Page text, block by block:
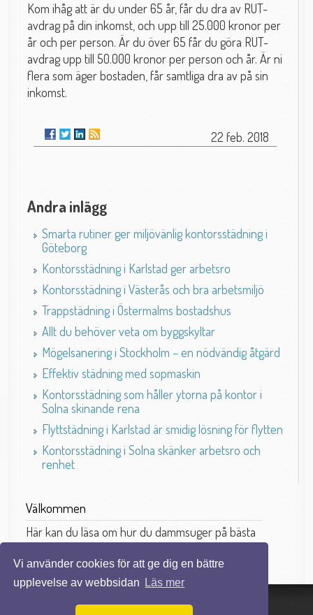
Vi använder cookies för att ge dig en bättre
upplevelse av webbsidan
Läs mer
Kom ihåg att är du under 65 år, får du dra av RUT-
avdrag på din inkomst, och upp till 25.000 kronor per
år och per person. Är du över 65 får du göra RUT-
avdrag upp till 50.000 kronor per person och år. Är ni
flera som äger bostaden, får samtliga dra av på sin
inkomst.
22 feb. 2018
Andra inlägg
Smarta rutiner ger miljövänlig kontorsstädning i
Göteborg
Kontorsstädning i Karlstad ger arbetsro
Kontorsstädning i Västerås och bra arbetsmiljö
Trappstädning i Östermalms bostadshus
Allt du behöver veta om byggskyltar
Mögelsanering i Stockholm – en nödvändig åtgärd
Effektiv städning med sopmaskin
Kontorsstädning som håller ytorna på kontor i
Solna skinande rena
Flyttstädning i Karlstad är smidig lösning för flytten
Kontorsstädning i Solna skänker arbetsro och
renhet
Välkommen
Här kan du läsa om hur du dammsuger på bästa
sätt.